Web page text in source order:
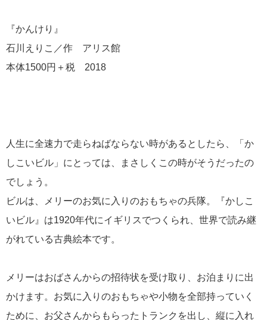
『かんけり』
石川えりこ／作 アリス館
本体1500円＋税 2018
人生に全速力で走らねばならない時があるとしたら、「か
しこいビル」にとっては、まさしくこの時がそうだったの
でしょう。
ビルは、メリーのお気に入りのおもちゃの兵隊。『かしこ
いビル』は1920年代にイギリスでつくられ、世界で読み継
がれている古典絵本です。
メリーはおばさんからの招待状を受け取り、お泊まりに出
かけます。お気に入りのおもちゃや小物を全部持っていく
ために、お父さんからもらったトランクを出し、縦に入れ